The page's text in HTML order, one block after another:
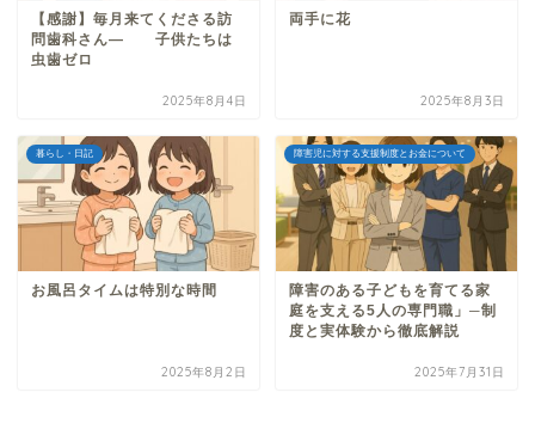
【感謝】毎月来てくださる訪
問歯科さん— 子供たちは
虫歯ゼロ
2025年8月4日
両手に花
2025年8月3日
暮らし・日記
お風呂タイムは特別な時間
2025年8月2日
障害児に対する支援制度とお金について
障害のある子どもを育てる家
庭を支える5人の専門職」─制
度と実体験から徹底解説
2025年7月31日